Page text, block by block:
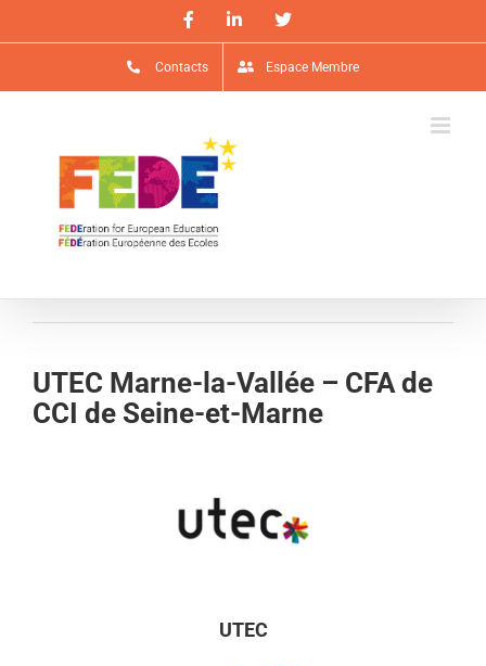
FacebookLinkedInX
Contacts Espace Membre
UTEC Marne-la-Vallée – CFA de
CCI de Seine-et-Marne
UTEC